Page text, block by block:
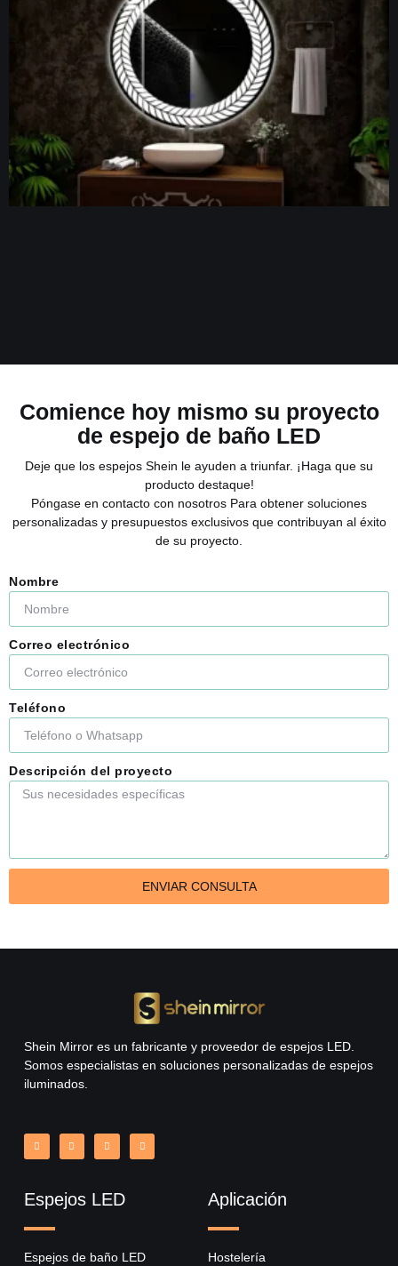
Espejo de baño redondo con luces
Leer Más "
Comience hoy mismo su proyecto
de espejo de baño LED
Deje que los espejos Shein le ayuden a triunfar. ¡Haga que su
producto destaque!
Póngase en contacto con nosotros Para obtener soluciones
personalizadas y presupuestos exclusivos que contribuyan al éxito
de su proyecto.
Nombre
Correo electrónico
Teléfono
Descripción del proyecto
ENVIAR CONSULTA
Shein Mirror es un fabricante y proveedor de espejos LED.
Somos especialistas en soluciones personalizadas de espejos
iluminados.
Espejos LED
Espejos de baño LED
Aplicación
Hostelería